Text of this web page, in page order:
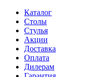
Каталог
Столы
Стулья
Акции
Доставка
Оплата
Дилерам